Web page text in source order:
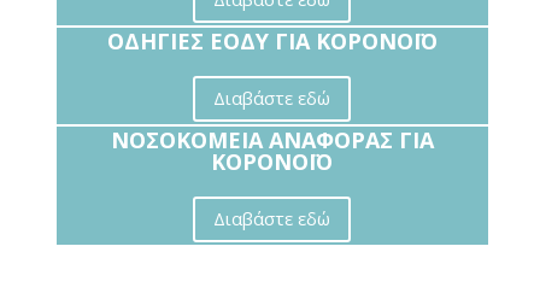
ΟΔΗΓΙΕΣ ΕΟΔΥ ΓΙΑ ΚΟΡΟΝΟΪΟ
Διαβάστε εδώ
ΝΟΣΟΚΟΜΕΙΑ ΑΝΑΦΟΡΑΣ ΓΙΑ
ΚΟΡΟΝΟΪΟ
Διαβάστε εδώ